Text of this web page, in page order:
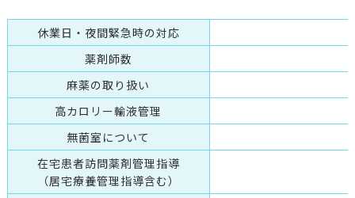
休業日・夜間緊急時の対応
薬剤師数
麻薬の取り扱い
高カロリー輸液管理
無菌室について
在宅患者訪問薬剤管理指導
（居宅療養管理指導含む）